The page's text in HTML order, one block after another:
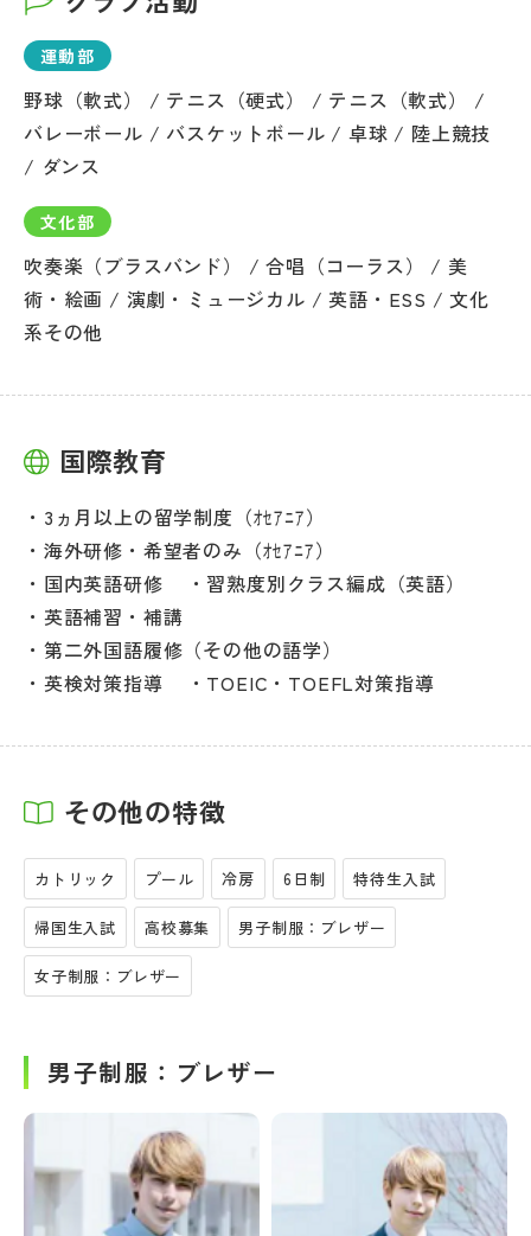
運動部
野球（軟式） / テニス（硬式） / テニス（軟式） /
バレーボール / バスケットボール / 卓球 / 陸上競技
/ ダンス
文化部
吹奏楽（ブラスバンド） / 合唱（コーラス） / 美
術・絵画 / 演劇・ミュージカル / 英語・ESS / 文化
系その他
国際教育
3ヵ月以上の留学制度（ｵｾｱﾆｱ）
海外研修・希望者のみ（ｵｾｱﾆｱ）
国内英語研修
習熟度別クラス編成（英語）
英語補習・補講
第二外国語履修（その他の語学）
英検対策指導
TOEIC・TOEFL対策指導
その他の特徴
カトリック プール 冷房 6日制 特待生入試
帰国生入試 高校募集 男子制服：ブレザー
女子制服：ブレザー
男子制服：ブレザー